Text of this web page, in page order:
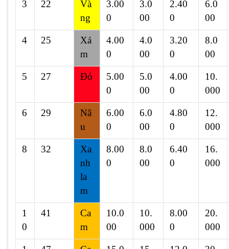
3 22
Và
ng
3.00
0
3.0
00
2.40
0
6.0
00
4 25
Xá
m
4.00
0
4.0
00
3.20
0
8.0
00
5 27 Đỏ
5.00
0
5.0
00
4.00
0
10.
000
6 29
Nâ
u
6.00
0
6.0
00
4.80
0
12.
000
8 32
Xa
nh
la
m
8.00
0
8.0
00
6.40
0
16.
000
1
0
41
Ca
m
10.0
00
10.
000
8.00
0
20.
000